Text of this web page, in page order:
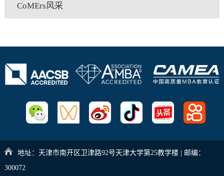
CoMErs风采
地址：天津市南开区卫津路92号天津大学第25教学楼 | 邮编：
300072